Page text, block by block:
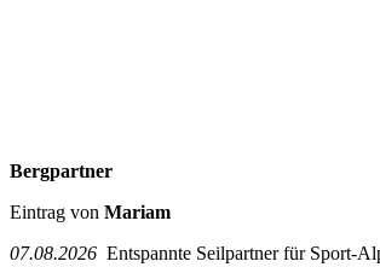
Bergpartner
Eintrag von Mariam
07.08.2026 Entspannte Seilpartner für Sport-